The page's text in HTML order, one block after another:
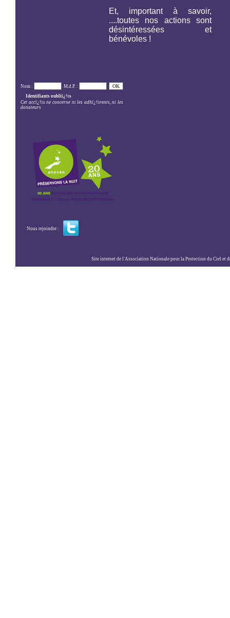
Et, important à savoir,
....toutes nos actions sont
désintéressées et
bénévoles !
Nom :
M.d.P. :
Identifiants oubliï¿½s
Cet accï¿½s ne concerne ni les adhï¿½rents, ni les
donateurs
Nous rejoindre :
Site internet de l'Association Nationale pour la Protection du Ciel et de